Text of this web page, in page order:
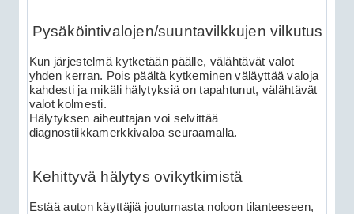
Pysäköintivalojen/suuntavilkkujen vilkutus
Kun järjestelmä kytketään päälle, välähtävät valot
yhden kerran. Pois päältä kytkeminen väläyttää valoja
kahdesti ja mikäli hälytyksiä on tapahtunut, välähtävät
valot kolmesti.
Hälytyksen aiheuttajan voi selvittää
diagnostiikkamerkkivaloa seuraamalla.
Kehittyvä hälytys ovikytkimistä
Estää auton käyttäjiä joutumasta noloon tilanteeseen,